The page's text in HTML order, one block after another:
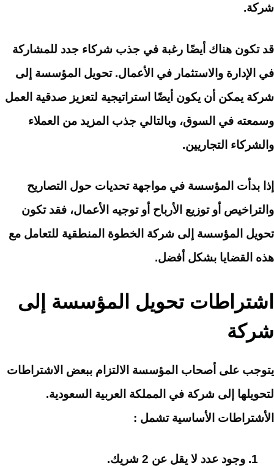
شركة.
قد تكون هناك أيضًا رغبة في جذب شركاء جدد للمشاركة
في الإدارة والاستثمار في الأعمال. تحويل المؤسسة إلى
شركة يمكن أن يكون أيضًا استراتيجية لتعزيز صدقية العمل
وسمعته في السوق، وبالتالي جذب المزيد من العملاء
والشركاء التجاريين.
إذا بدأت المؤسسة في مواجهة تحديات حول التصاريح
والتراخيص أو توزيع الأرباح أو توجيه الأعمال، فقد تكون
تحويل المؤسسة إلى شركة الخطوة المنطقية للتعامل مع
هذه القضايا بشكل أفضل.
اشتراطات تحويل المؤسسة إلى
شركة
يتوجب على أصحاب المؤسسة الالتزام ببعض الاشتراطات
لتحويلها إلى شركة في المملكة العربية السعودية.
الأشتراطات الأساسية تشمل :
وجود عدد لا يقل عن 2 شريك.